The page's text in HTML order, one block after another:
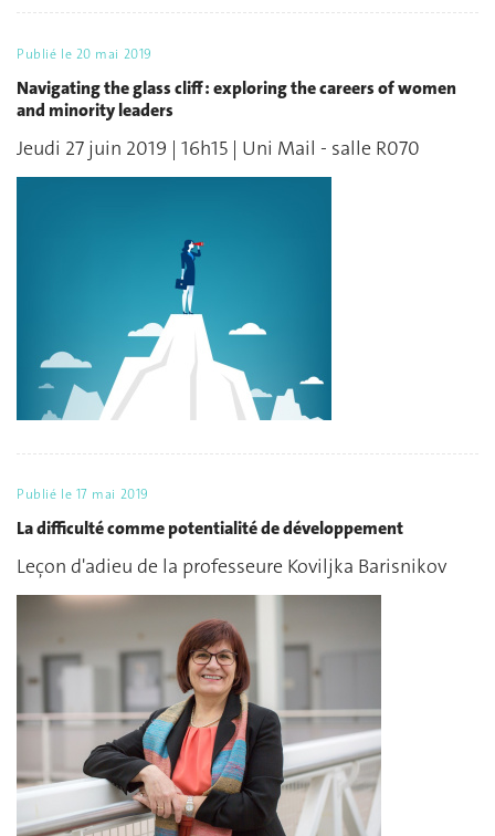
Publié le 20 mai 2019
Navigating the glass cliff : exploring the careers of women
and minority leaders
Jeudi 27 juin 2019 | 16h15 | Uni Mail - salle R070
Publié le 17 mai 2019
La difficulté comme potentialité de développement
Leçon d'adieu de la professeure Koviljka Barisnikov